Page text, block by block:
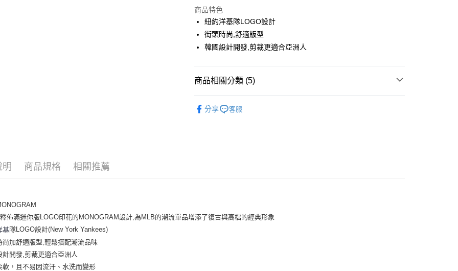
LINE Pay
Apple Pay
悠遊付
運送方式
商品特色
紐約洋基隊LOGO設計
街頭時尚,舒適版型
韓國設計開發,剪裁更適合亞洲人
商品相關分類 (5)
分享 客服
明 商品規格 相關推薦
佈滿迷你版LOGO印花的MONOGRAM設計,為MLB的潮流單品增添了復古與高檔的經典形象
基隊LOGO設計(New York Yankees)
尚加舒適版型,輕鬆搭配潮流品味
計開發,剪裁更適合亞洲人
軟，且不易因流汗、水洗而變形